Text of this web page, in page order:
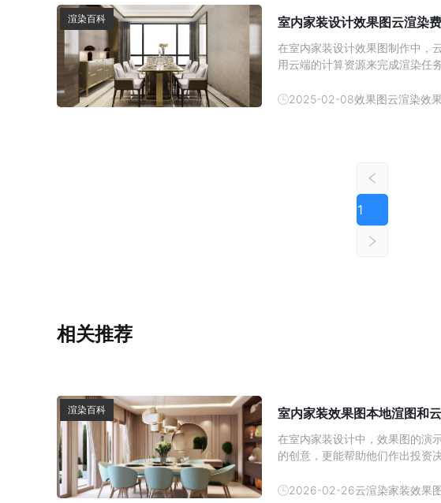
渲染百科 室内家装设计效果图云渲染
在室内家装设计效果图制作中，
用云端的计算资源来完成渲染任
云渲图为例，我们可以了解到该
2025-02-08效果图云渲染效
1
相关推荐
渲染百科 室内家装效果图本地渲图和
在室内家装设计中，效果图的演
的创意，更能帮助他们作出投资
方式逐渐成为了设计师们的热门
2026-02-26云渲染家装效果